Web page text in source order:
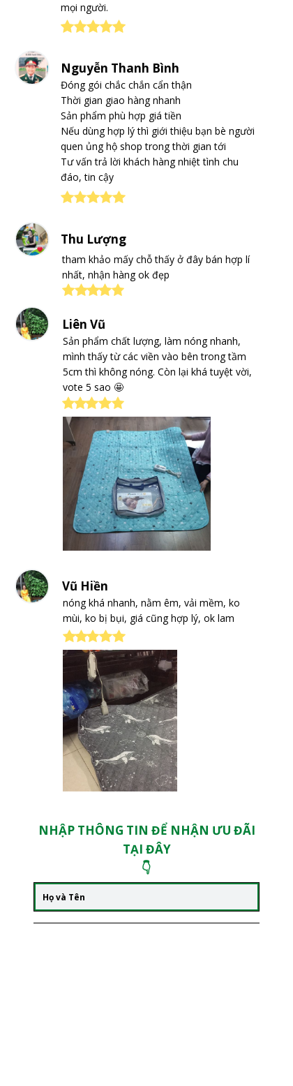
mọi người.
Nguyễn Thanh Bình
Đóng gói chắc chắn cẩn thận
Thời gian giao hàng nhanh
Sản phẩm phù hợp giá tiền
Nếu dùng hợp lý thì giới thiệu bạn bè người
quen ủng hộ shop trong thời gian tới
Tư vấn trả lời khách hàng nhiệt tình chu
đáo, tin cậy
Thu Lượng
tham khảo mấy chỗ thấy ở đây bán hợp lí
nhất, nhận hàng ok đẹp
Liên Vũ
Sản phẩm chất lượng, làm nóng nhanh,
mình thấy từ các viền vào bên trong tầm
5cm thì không nóng. Còn lại khá tuyệt vời,
vote 5 sao 🤩
Vũ Hiền
nóng khá nhanh, nằm êm, vải mềm, ko
mùi, ko bị bụi, giá cũng hợp lý, ok lam
NHẬP THÔNG TIN ĐỂ NHẬN ƯU ĐÃI
TẠI ĐÂY
👇